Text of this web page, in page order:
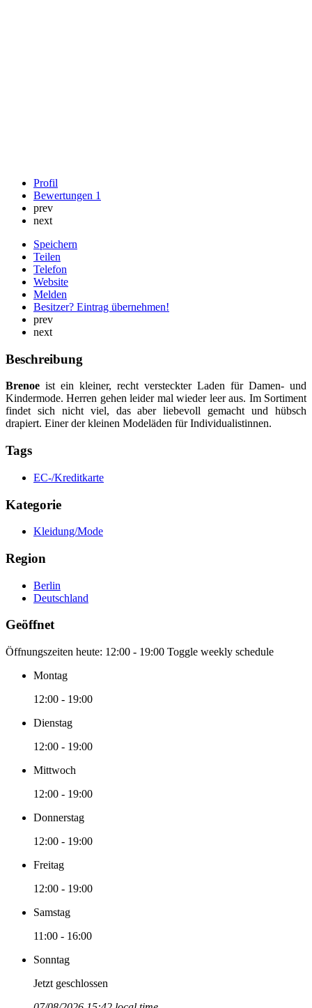
Profil
Bewertungen 1
prev
next
Speichern
Teilen
Telefon
Website
Melden
Besitzer? Eintrag übernehmen!
prev
next
Beschreibung
Brenoe ist ein kleiner, recht versteckter Laden für Damen- und
Kindermode. Herren gehen leider mal wieder leer aus. Im Sortiment
findet sich nicht viel, das aber liebevoll gemacht und hübsch
drapiert. Einer der kleinen Modeläden für Individualistinnen.
Tags
EC-/Kreditkarte
Kategorie
Kleidung/Mode
Region
Berlin
Deutschland
Geöffnet
Öffnungszeiten heute: 12:00 - 19:00 Toggle weekly schedule
Montag
12:00 - 19:00
Dienstag
12:00 - 19:00
Mittwoch
12:00 - 19:00
Donnerstag
12:00 - 19:00
Freitag
12:00 - 19:00
Samstag
11:00 - 16:00
Sonntag
Jetzt geschlossen